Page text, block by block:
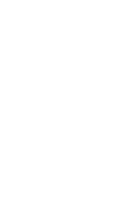
som blot t måler 3,5 km i længde
udenom de eventyrlige strande
stadig kan ses på ruinerne af
mindre end Curieuse -
som et fristed for truede dyrearter.
naturvejledere – kan man
beskyttet: det er fx ikke
ø Aride. Adgangen til Aride er
på dyrelivet. Selve
ankomst til ved eftermiddagstid
Vi forlader øen i den smukke